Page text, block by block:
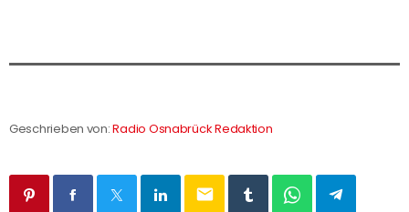
Geschrieben von:Radio Osnabrück Redaktion
email